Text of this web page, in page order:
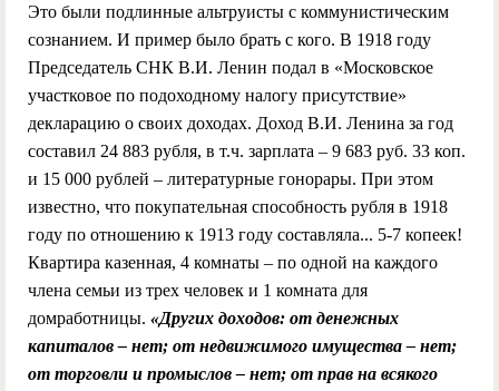
Это были подлинные альтруисты с коммунистическим
сознанием. И пример было брать с кого. В 1918 году
Председатель СНК В.И. Ленин подал в «Московское
участковое по подоходному налогу присутствие»
декларацию о своих доходах. Доход В.И. Ленина за год
составил 24 883 рубля, в т.ч. зарплата – 9 683 руб. 33 коп.
и 15 000 рублей – литературные гонорары. При этом
известно, что покупательная способность рубля в 1918
году по отношению к 1913 году составляла... 5-7 копеек!
Квартира казенная, 4 комнаты – по одной на каждого
члена семьи из трех человек и 1 комната для
домработницы. «Других доходов: от денежных
капиталов – нет; от недвижимого имущества – нет;
от торговли и промыслов – нет; от прав на всякого